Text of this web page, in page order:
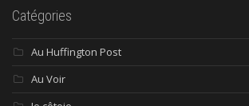
Catégories
Au Huffington Post
Au Voir